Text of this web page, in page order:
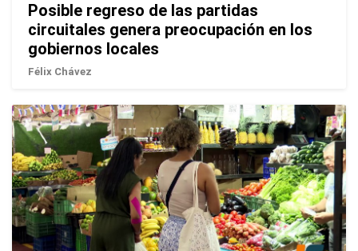
Posible regreso de las partidas
circuitales genera preocupación en los
gobiernos locales
Félix Chávez